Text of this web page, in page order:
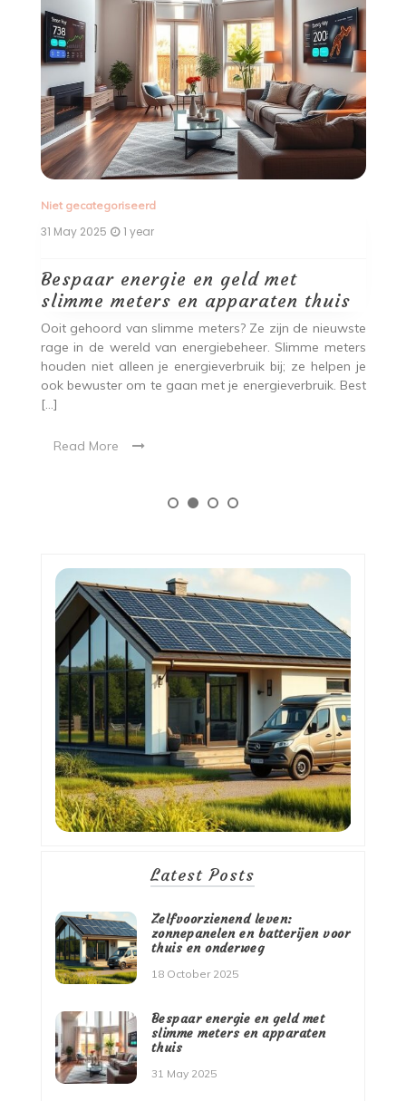
Niet gecategoriseerd
31 May 2025 1 year
Bespaar energie en geld met
slimme meters en apparaten thuis
Ooit gehoord van slimme meters? Ze zijn de nieuwste
rage in de wereld van energiebeheer. Slimme meters
houden niet alleen je energieverbruik bij; ze helpen je
ook bewuster om te gaan met je energieverbruik. Best
[…]
Read More
Latest Posts
Zelfvoorzienend leven:
zonnepanelen en batterijen voor
thuis en onderweg
18 October 2025
Bespaar energie en geld met
slimme meters en apparaten
thuis
31 May 2025